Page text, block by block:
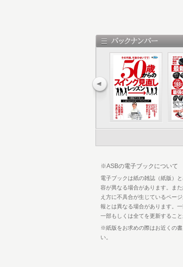
51 アイアンシャフトカ
69 FW・UTカタログ 36
83 グリップ選びは、ヘ
94 ユーティリティのリ
96 バックナンバー
※ASBの電子ブックについて
電子ブックは紙の雑誌（紙版）
容が異なる場合があります。ま
え方に不具合が生じているペー
報とは異なる場合があります。
一部もしくは全てを更新するこ
※紙版をお求めの際はお近くの
い。